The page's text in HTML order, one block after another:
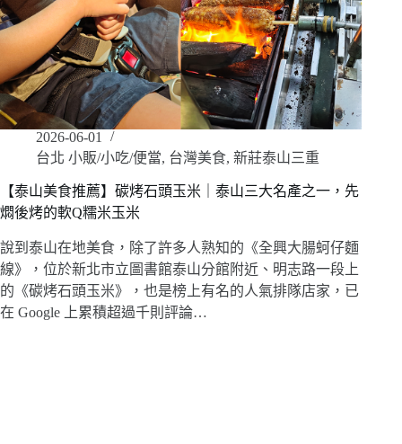
2026-06-01
台北 小販/小吃/便當, 台灣美食, 新莊泰山三重
【泰山美食推薦】碳烤石頭玉米｜泰山三大名產之一，先
燜後烤的軟Q糯米玉米
說到泰山在地美食，除了許多人熟知的《全興大腸蚵仔麵
線》，位於新北市立圖書館泰山分館附近、明志路一段上
的《碳烤石頭玉米》，也是榜上有名的人氣排隊店家，已
在 Google 上累積超過千則評論…